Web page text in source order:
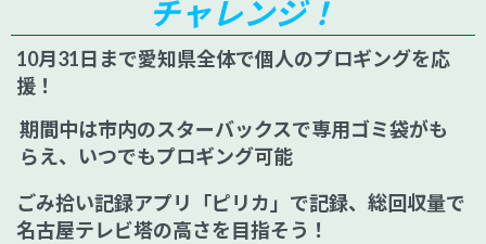
チャレンジ！
10月31日まで愛知県全体で個人のプロギングを応
援！
期間中は市内のスターバックスで専用ゴミ袋がも
らえ、いつでもプロギング可能
ごみ拾い記録アプリ「ピリカ」で記録、総回収量で
名古屋テレビ塔の高さを目指そう！